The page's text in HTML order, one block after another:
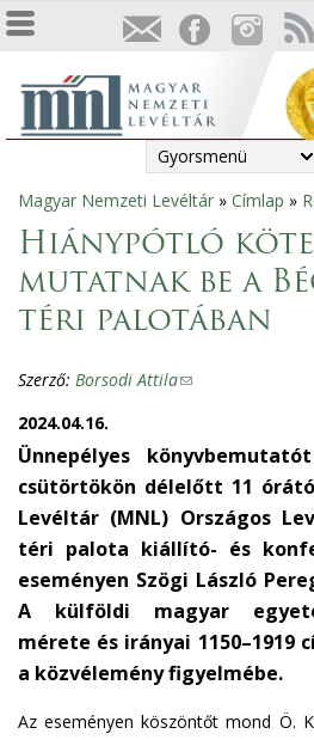
Gyorsmenü
Jelenlegi
hely
Magyar Nemzeti Levéltár » Címlap »
Hiánypótló
mutatnak be a
téri palotában
Szerző: Borsodi Attila(
n
k
s
e
n
d
s
e
m
2024.04.16.
Ünnepélyes
csütörtökön délelőtt 11
Levéltár (MNL) Országos
téri palota kiállító- és
eseményen Szögi László
A külföldi magyar
mérete és irányai
a közvélemény figyelmébe.
Az eseményen köszöntőt mond Ö.